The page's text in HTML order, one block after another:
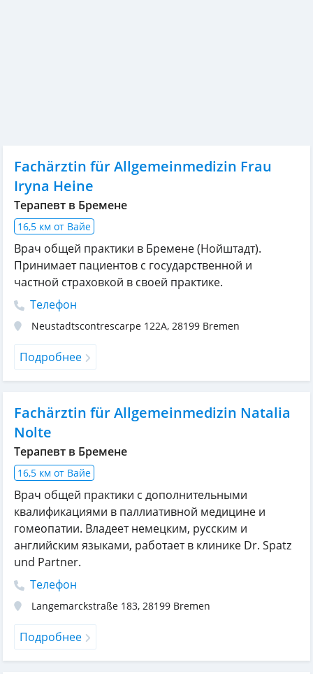
Fachärztin für Allgemeinmedizin Frau
Iryna Heine
Терапевт в Бремене
16,5 км от Вайе
Врач общей практики в Бремене (Нойштадт).
Принимает пациентов с государственной и
частной страховкой в своей практике.
Телефон
Neustadtscontrescarpe 122A, 28199 Bremen
Подробнее
Fachärztin für Allgemeinmedizin Natalia
Nolte
Терапевт в Бремене
16,5 км от Вайе
Врач общей практики с дополнительными
квалификациями в паллиативной медицине и
гомеопатии. Владеет немецким, русским и
английским языками, работает в клинике Dr. Spatz
und Partner.
Телефон
Langemarckstraße 183, 28199 Bremen
Подробнее